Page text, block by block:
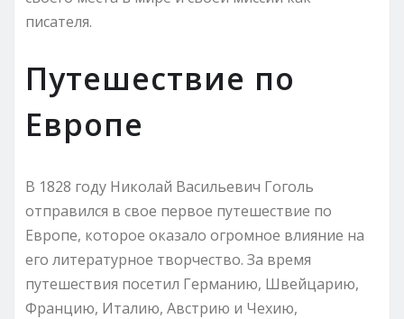
писателя.
Путешествие по
Европе
В 1828 году Николай Васильевич Гоголь
отправился в свое первое путешествие по
Европе, которое оказало огромное влияние на
его литературное творчество. За время
путешествия посетил Германию, Швейцарию,
Францию, Италию, Австрию и Чехию,